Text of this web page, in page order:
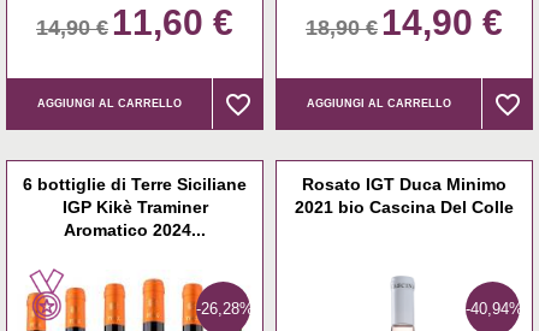
14,90 € 11,60 €
AGGIUNGI AL CARRELLO favorite_border
favorite_border
18,90 € 14,90 €
AGGIUNGI AL CARRELLO favorite_border
favorite_border
6 bottiglie di Terre Siciliane
IGP Kikè Traminer
Aromatico 2024...
-26,28%
Rosato IGT Duca Minimo
2021 bio Cascina Del Colle
-40,94%